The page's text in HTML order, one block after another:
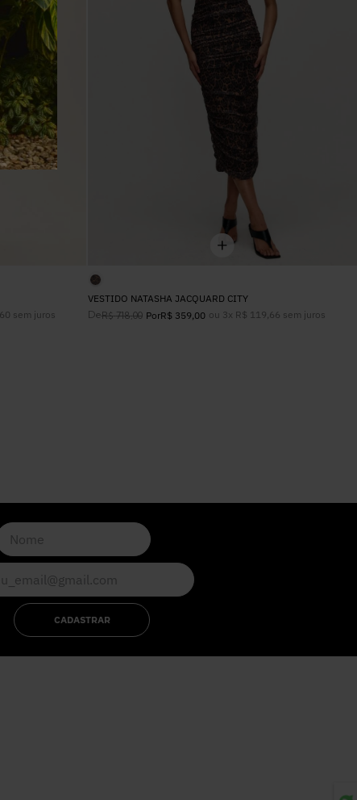
60 sem juros
VESTIDO NATASHA JACQUARD CITY
DeR$ 718,00 PorR$ 359,00 ou 3x R$ 119,66 sem juros
CADASTRAR